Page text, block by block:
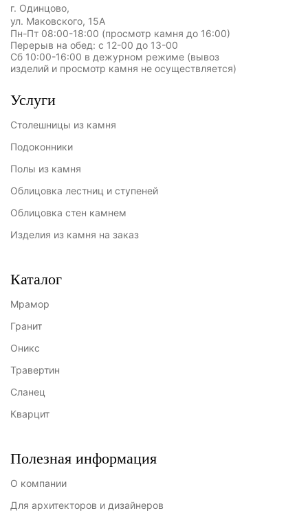
г. Одинцово,
ул. Маковского, 15А
Пн-Пт 08:00-18:00 (просмотр камня до 16:00)
Перерыв на обед: с 12-00 до 13-00
Сб 10:00-16:00 в дежурном режиме (вывоз
изделий и просмотр камня не осуществляется)
Услуги
Столешницы из камня
Подоконники
Полы из камня
Облицовка лестниц и ступеней
Облицовка стен камнем
Изделия из камня на заказ
Каталог
Мрамор
Гранит
Оникс
Травертин
Сланец
Кварцит
Полезная информация
О компании
Для архитекторов и дизайнеров